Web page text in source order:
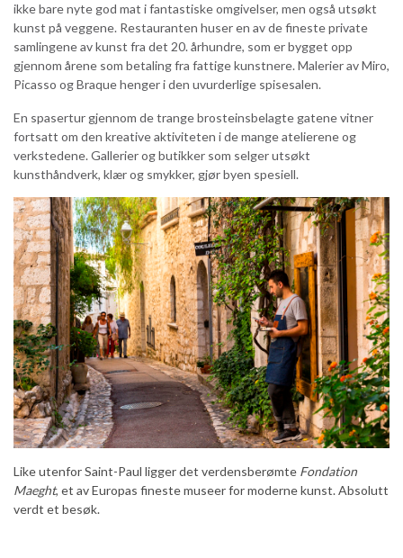
ikke bare nyte god mat i fantastiske omgivelser, men også utsøkt
kunst på veggene. Restauranten huser en av de fineste private
samlingene av kunst fra det 20. århundre, som er bygget opp
gjennom årene som betaling fra fattige kunstnere. Malerier av Miro,
Picasso og Braque henger i den uvurderlige spisesalen.
En spasertur gjennom de trange brosteinsbelagte gatene vitner
fortsatt om den kreative aktiviteten i de mange atelierene og
verkstedene. Gallerier og butikker som selger utsøkt
kunsthåndverk, klær og smykker, gjør byen spesiell.
Like utenfor Saint-Paul ligger det verdensberømte Fondation
Maeght, et av Europas fineste museer for moderne kunst. Absolutt
verdt et besøk.